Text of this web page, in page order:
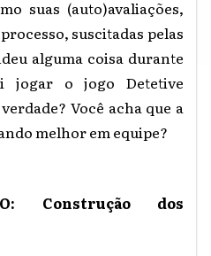
suas (auto)avaliações,
suscitadas pelas
alguma coisa durante
jogar o jogo Detetive
Você acha que a
melhor em equipe?
Construção dos